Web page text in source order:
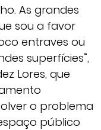
As grandes
sou a favor
entraves ou
superfícies”,
Lores, que
o problema
público